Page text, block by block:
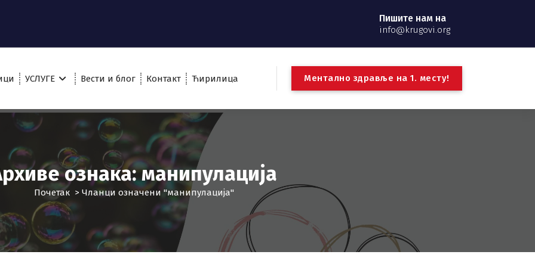
Пишите нам на
info@krugovi.org
УСЛУГЕ Вести и блог Контакт Ћирилица Ментално здравље на 1. месту!
ознака: манипулација
Почетак> Чланци означени "манипулација"